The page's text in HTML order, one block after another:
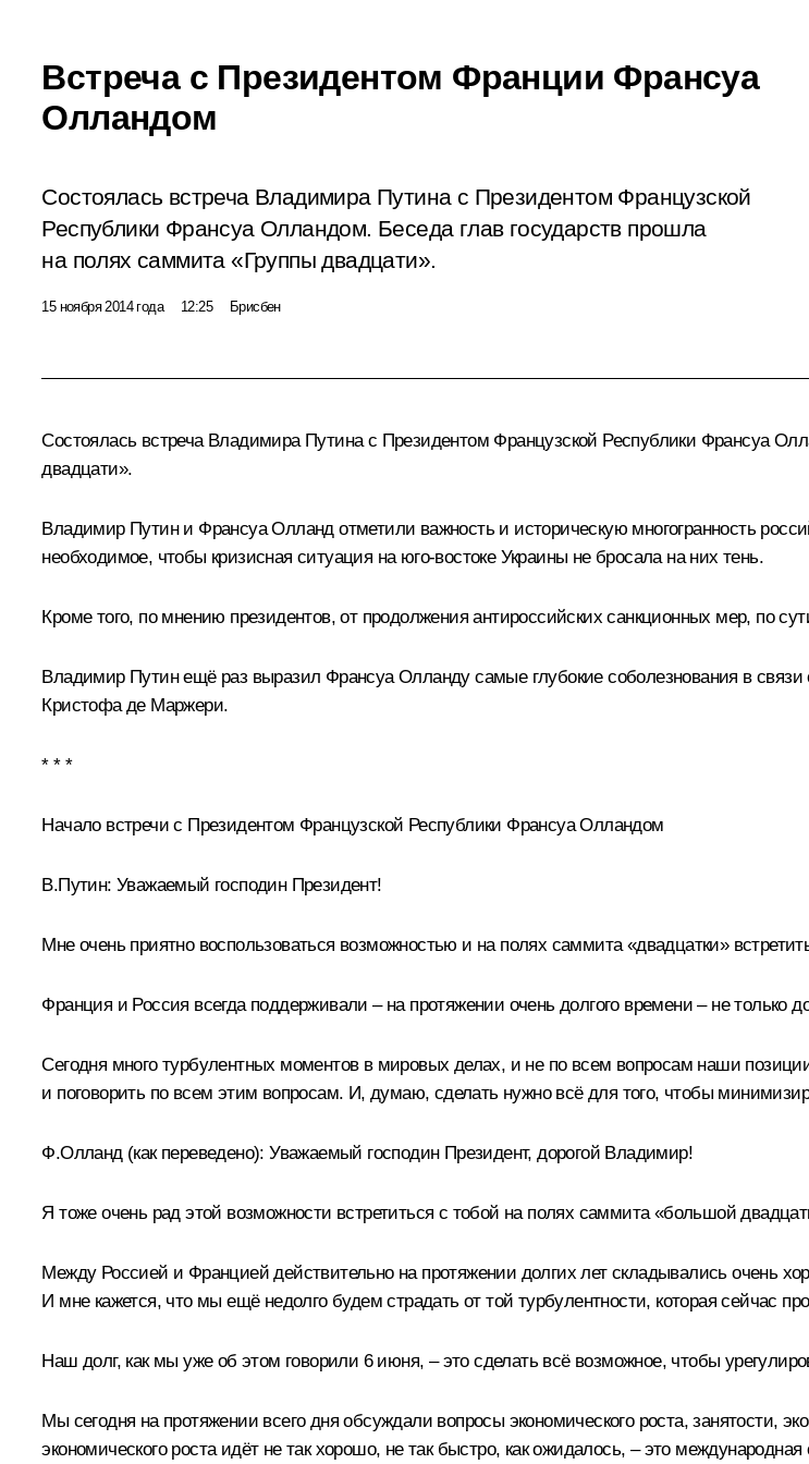
Встреча с Президентом Франции Франсуа
Олландом
Состоялась встреча Владимира Путина с Президентом Французской
Республики Франсуа Олландом. Беседа глав государств прошла
на полях саммита «Группы двадцати».
15 ноября 2014 года 12:25 Брисбен
Состоялась встреча Владимира Путина с Президентом Французской Республики Франсуа
двадцати».
Владимир Путин и Франсуа Олланд отметили важность и историческую многогранность
необходимое, чтобы кризисная ситуация на юго-востоке Украины не бросала на них тень.
Кроме того, по мнению президентов, от продолжения антироссийских санкционных мер, по
Владимир Путин ещё раз выразил Франсуа Олланду самые глубокие соболезнования в связи
Кристофа де Маржери.
* * *
Начало встречи с Президентом Французской Республики Франсуа Олландом
В.Путин: Уважаемый господин Президент!
Мне очень приятно воспользоваться возможностью и на полях саммита «двадцатки»
Франция и Россия всегда поддерживали – на протяжении очень долгого времени – не
Сегодня много турбулентных моментов в мировых делах, и не по всем вопросам наши
и поговорить по всем этим вопросам. И, думаю, сделать нужно всё для того, чтобы
Ф.Олланд (как переведено): Уважаемый господин Президент, дорогой Владимир!
Я тоже очень рад этой возможности встретиться с тобой на полях саммита «большой
Между Россией и Францией действительно на протяжении долгих лет складывались очень
И мне кажется, что мы ещё недолго будем страдать от той турбулентности, которая сейчас
Наш долг, как мы уже об этом говорили 6 июня, – это сделать всё возможное, чтобы
Мы сегодня на протяжении всего дня обсуждали вопросы экономического роста, занятости,
экономического роста идёт не так хорошо, не так быстро, как ожидалось, – это международная